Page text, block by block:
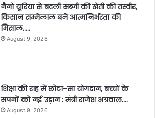
नैनो यूरिया से बदली सब्जी की खेती की तस्वीर,
किसान सम्मेलाल बने आत्मनिर्भरता की
मिसाल…..
August 9, 2026
शिक्षा की राह में छोटा-सा योगदान, बच्चों के
सपनों को नई उड़ान : मंत्री राजेश अग्रवाल….
August 9, 2026